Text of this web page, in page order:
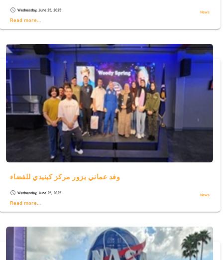
schedule Wednesday, June 25, 2025 News
Read more...
وفد عماني يزور مركز كينيدي للفضاء
schedule Wednesday, June 25, 2025 News
Read more...